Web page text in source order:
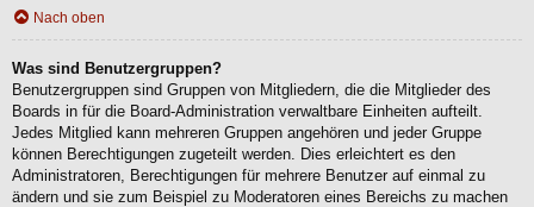
Nach oben
Was sind Benutzergruppen?
Benutzergruppen sind Gruppen von Mitgliedern, die die Mitglieder des
Boards in für die Board-Administration verwaltbare Einheiten aufteilt.
Jedes Mitglied kann mehreren Gruppen angehören und jeder Gruppe
können Berechtigungen zugeteilt werden. Dies erleichtert es den
Administratoren, Berechtigungen für mehrere Benutzer auf einmal zu
ändern und sie zum Beispiel zu Moderatoren eines Bereichs zu machen